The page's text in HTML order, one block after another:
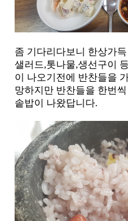
좀 기다리다보니 한상가
샐러드,톳나물,생선구이
이 나오기전에 반찬들을
망하지만 반찬들을 한번
솥밥이 나왔답니다.